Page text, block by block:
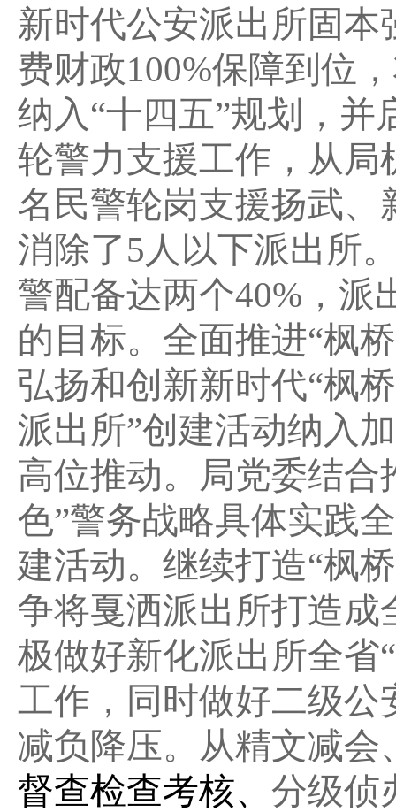
新时代公安派出所固
费财政100%保障到位
纳入“十四五”规划，
轮警力支援工作，从局
名民警轮岗支援扬武
消除了5人以下派出所
警配备达两个40%，派
的目标。全面推进“枫
弘扬和创新新时代“枫
派出所”创建活动纳入
高位推动。局党委结合
色”警务战略具体实践
建活动。继续打造“枫
争将戛洒派出所打造成
极做好新化派出所全省
工作，同时做好二级
减负降压。从精文减
督查检查考核、 分级侦